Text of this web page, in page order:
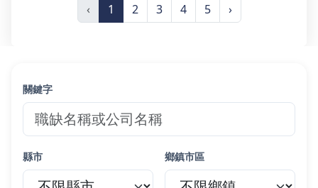
‹ 1 2 3 4 5 ›
關鍵字
縣市 鄉鎮市區